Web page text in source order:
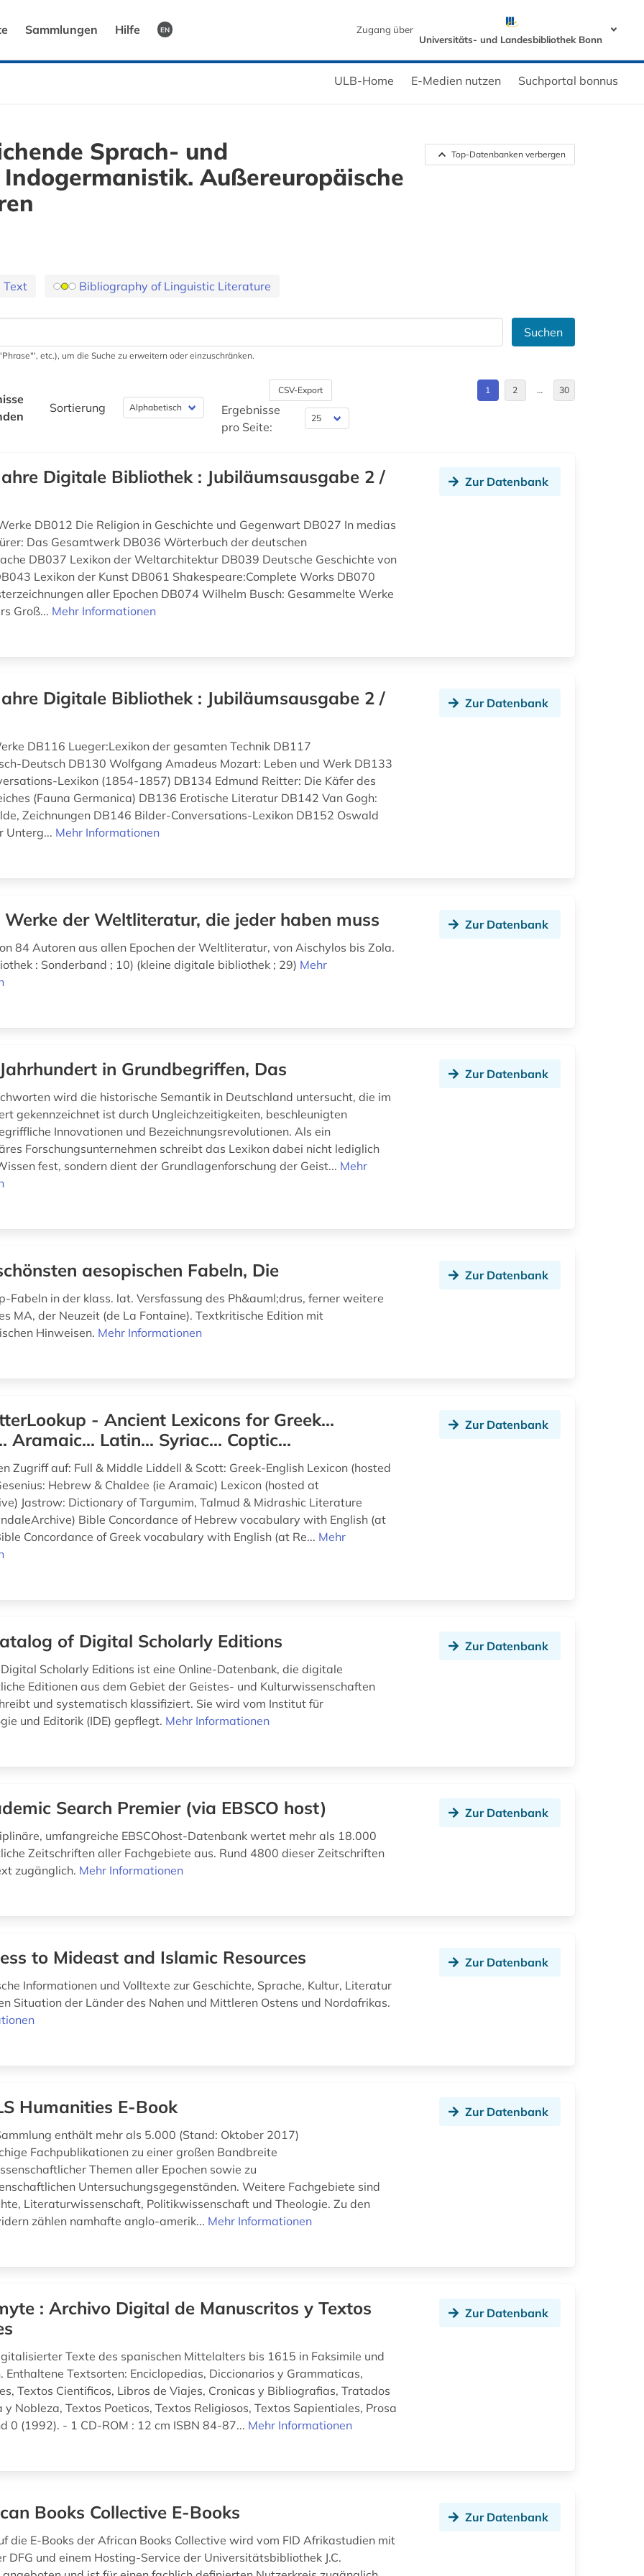
Sammlungen Hilfe EN
Zugang über
Universitäts- und Landesbibliothek Bonn
ULB-Home E-Medien nutzen Suchportal bonnus
Top-Datenbanken verbergen
Sprach- und
Außereuropäische
Text Bibliography of Linguistic Literature
Suchen
etc.), um die Suche zu erweitern oder einzuschränken.
Sortierung
CSV-Export
Ergebnisse
pro Seite:
1 2 … 30
Digitale Bibliothek : Jubiläumsausgabe 2 /
DB012 Die Religion in Geschichte und Gegenwart DB027 In medias
Das Gesamtwerk DB036 Wörterbuch der deutschen
DB037 Lexikon der Weltarchitektur DB039 Deutsche Geschichte von
Lexikon der Kunst DB061 Shakespeare:Complete Works DB070
aller Epochen DB074 Wilhelm Busch: Gesammelte Werke
Groß... Mehr Informationen
Zur Datenbank
Digitale Bibliothek : Jubiläumsausgabe 2 /
DB116 Lueger:Lexikon der gesamten Technik DB117
Deutsch DB130 Wolfgang Amadeus Mozart: Leben und Werk DB133
Lexikon (1854-1857) DB134 Edmund Reitter: Die Käfer des
(Fauna Germanica) DB136 Erotische Literatur DB142 Van Gogh:
Zeichnungen DB146 Bilder-Conversations-Lexikon DB152 Oswald
Unterg... Mehr Informationen
Zur Datenbank
Werke der Weltliteratur, die jeder haben muss
84 Autoren aus allen Epochen der Weltliteratur, von Aischylos bis Zola.
: Sonderband ; 10) (kleine digitale bibliothek ; 29) Mehr
Zur Datenbank
in Grundbegriffen, Das
wird die historische Semantik in Deutschland untersucht, die im
gekennzeichnet ist durch Ungleichzeitigkeiten, beschleunigten
Innovationen und Bezeichnungsrevolutionen. Als ein
Forschungsunternehmen schreibt das Lexikon dabei nicht lediglich
fest, sondern dient der Grundlagenforschung der Geist... Mehr
Zur Datenbank
aesopischen Fabeln, Die
Fabeln in der klass. lat. Versfassung des Ph&auml;drus, ferner weitere
MA, der Neuzeit (de La Fontaine). Textkritische Edition mit
Hinweisen. Mehr Informationen
Zur Datenbank
- Ancient Lexicons for Greek...
Aramaic... Latin... Syriac... Coptic...
Zugriff auf: Full & Middle Liddell & Scott: Greek-English Lexicon (hosted
Hebrew & Chaldee (ie Aramaic) Lexicon (hosted at
Jastrow: Dictionary of Targumim, Talmud & Midrashic Literature
Bible Concordance of Hebrew vocabulary with English (at
Concordance of Greek vocabulary with English (at Re... Mehr
Zur Datenbank
of Digital Scholarly Editions
Scholarly Editions ist eine Online-Datenbank, die digitale
Editionen aus dem Gebiet der Geistes- und Kulturwissenschaften
und systematisch klassifiziert. Sie wird vom Institut für
und Editorik (IDE) gepflegt. Mehr Informationen
Zur Datenbank
Search Premier (via EBSCO host)
umfangreiche EBSCOhost-Datenbank wertet mehr als 18.000
Zeitschriften aller Fachgebiete aus. Rund 4800 dieser Zeitschriften
zugänglich. Mehr Informationen
Zur Datenbank
to Mideast and Islamic Resources
Informationen und Volltexte zur Geschichte, Sprache, Kultur, Literatur
Situation der Länder des Nahen und Mittleren Ostens und Nordafrikas.
Zur Datenbank
Humanities E-Book
enthält mehr als 5.000 (Stand: Oktober 2017)
Fachpublikationen zu einer großen Bandbreite
Themen aller Epochen sowie zu
Untersuchungsgegenständen. Weitere Fachgebiete sind
Literaturwissenschaft, Politikwissenschaft und Theologie. Zu den
zählen namhafte anglo-amerik... Mehr Informationen
Zur Datenbank
: Archivo Digital de Manuscritos y Textos
Texte des spanischen Mittelalters bis 1615 in Faksimile und
Enthaltene Textsorten: Enciclopedias, Diccionarios y Grammaticas,
Textos Cientificos, Libros de Viajes, Cronicas y Bibliografias, Tratados
Nobleza, Textos Poeticos, Textos Religiosos, Textos Sapientiales, Prosa
0 (1992). - 1 CD-ROM : 12 cm ISBN 84-87... Mehr Informationen
Zur Datenbank
Books Collective E-Books
die E-Books der African Books Collective wird vom FID Afrikastudien mit
DFG und einem Hosting-Service der Universitätsbibliothek J.C.
Zur Datenbank